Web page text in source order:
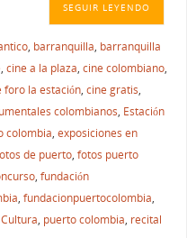
SEGUIR LEYENDO
, barranquilla, barranquilla
, cine a la plaza, cine colombiano,
foro la estación, cine gratis,
colombianos, Estación
colombia, exposiciones en
de puerto, fotos puerto
, fundación
, fundacionpuertocolombia,
, puerto colombia, recital